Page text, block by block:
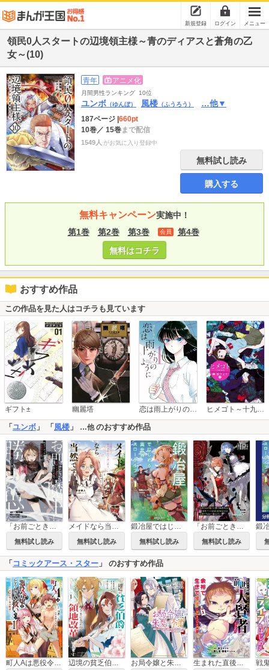
新規登録 ログイン メニュー
領民0人スタートの辺境領主様～青のディアスと蒼角の乙
女～(10)
青年 アニメ化
月間男性ランキング 10位
ユンボ （ゆんぼ） 風楼 （ふうろう） …他▼
187ページ 660pt
10巻／ 15巻まで配信
1549人 がお気に入り登録中
無料試し読み
購入する
無料キャンペーン実施中！
第1巻
第2巻 第3巻 会員
第4巻
無料はコチラ
おすすめ作品
この作品を見た人はコチラも見ています
ギフト± 幽麗塔 恋は雨上がりのように ヒメゴト～十九歳の制服～
「 ユンボ 」 「 風楼 」 …他のおすすめ作品
「お前ごときが魔王に勝てると思うな」と勇者パーティを追放されたので、王都で気ままに暮らしたい THE COMIC
無料試し読み
メイドなら当然です。 ～万能メイド、濡れ衣かぶって旅に出る。～
無料試し読み
鍛冶屋ではじめる異世界スローライフ
無料試し読み
「お前ごときが魔王に勝てると思うな」と勇者パーティを追放されたので、王都で気ままに暮らしたい【単話版】
無料試し読み
「 コミックアース・スター 」 のおすすめ作品
町人Aは悪役令嬢をどうしても救いたい ～どぶと空と氷の姫君～ 辺境の貧乏伯爵に嫁ぐことになったので領地改革に励みます ～the letter from Boule～ 生まれた直後に捨てられたけど、前世が大賢者だったので余裕で生きてます ～最強赤ちゃん大暴走～